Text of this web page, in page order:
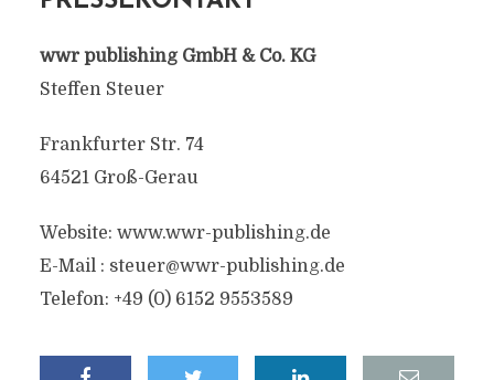
wwr publishing GmbH & Co. KG
Steffen Steuer
Frankfurter Str. 74
64521 Groß-Gerau
Website: www.wwr-publishing.de
E-Mail : steuer@wwr-publishing.de
Telefon: +49 (0) 6152 9553589